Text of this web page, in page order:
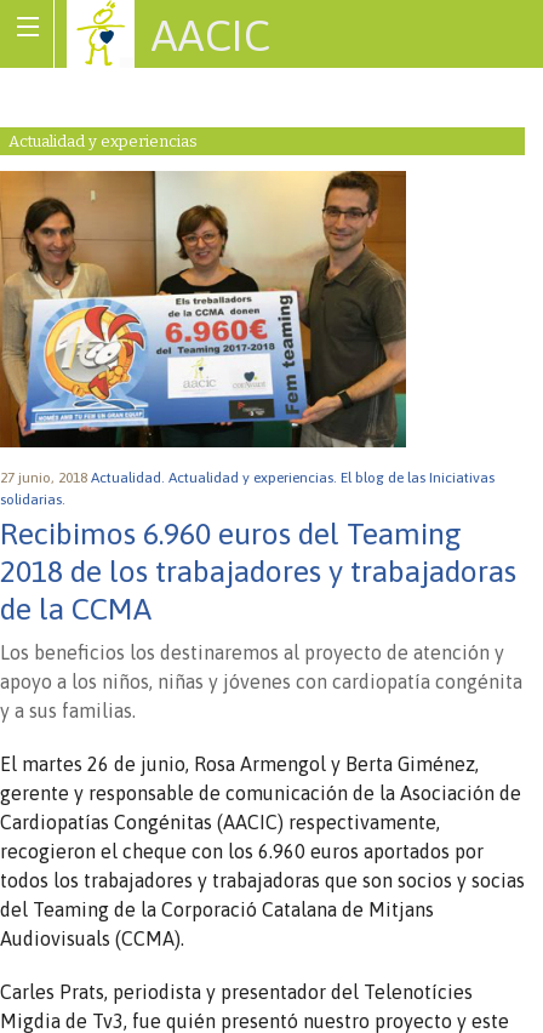
AACIC
Actualidad y experiencias
27 junio, 2018 Actualidad. Actualidad y experiencias. El blog de las Iniciativas
solidarias.
Recibimos 6.960 euros del Teaming
2018 de los trabajadores y trabajadoras
de la CCMA
Los beneficios los destinaremos al proyecto de atención y
apoyo a los niños, niñas y jóvenes con cardiopatía congénita
y a sus familias.
El martes 26 de junio, Rosa Armengol y Berta Giménez,
gerente y responsable de comunicación de la Asociación de
Cardiopatías Congénitas (AACIC) respectivamente,
recogieron el cheque con los 6.960 euros aportados por
todos los trabajadores y trabajadoras que son socios y socias
del Teaming de la Corporació Catalana de Mitjans
Audiovisuals (CCMA).
Carles Prats, periodista y presentador del Telenotícies
Migdia de Tv3, fue quién presentó nuestro proyecto y este